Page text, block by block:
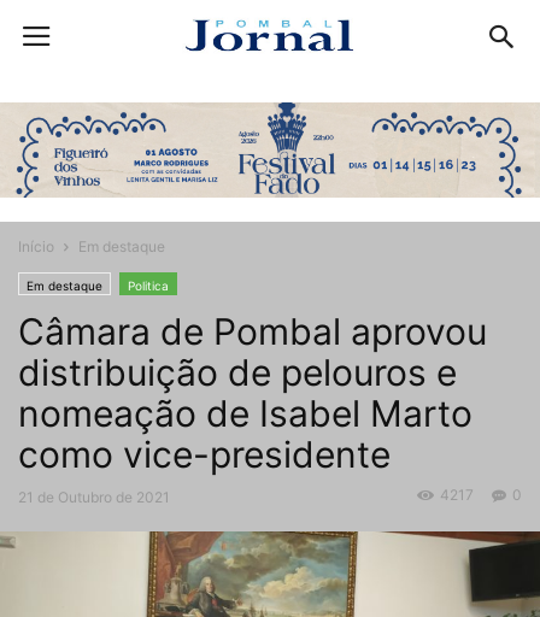
Início Em destaque
Em destaque Politica
Câmara de Pombal aprovou
distribuição de pelouros e
nomeação de Isabel Marto
como vice-presidente
21 de Outubro de 2021 0
4217